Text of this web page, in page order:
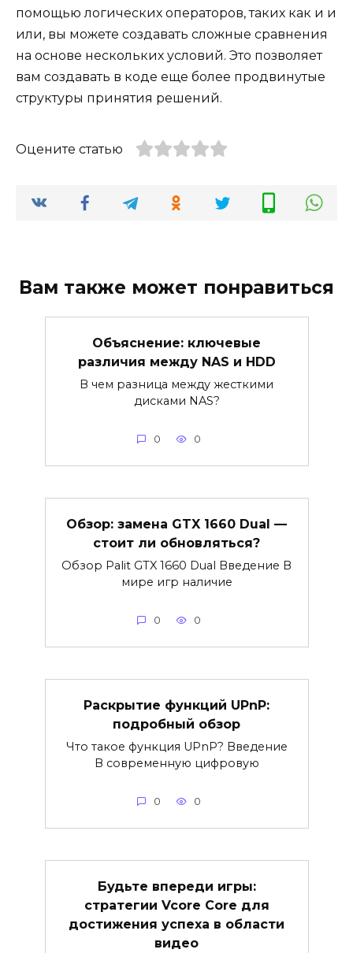
помощью логических операторов, таких как и и
или, вы можете создавать сложные сравнения
на основе нескольких условий. Это позволяет
вам создавать в коде еще более продвинутые
структуры принятия решений.
Оцените статью
Вам также может понравиться
Объяснение: ключевые
различия между NAS и HDD
В чем разница между жесткими
дисками NAS?
0 0
Обзор: замена GTX 1660 Dual —
стоит ли обновляться?
Обзор Palit GTX 1660 Dual Введение В
мире игр наличие
0 0
Раскрытие функций UPnP:
подробный обзор
Что такое функция UPnP? Введение
В современную цифровую
0 0
Будьте впереди игры:
стратегии Vcore Core для
достижения успеха в области
видео